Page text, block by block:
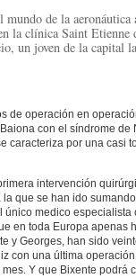
de la aeronáutica
la clínica Saint
un joven de la capital
de operación en
con el síndrome de
caracteriza por una casi
intervención
que se han ido
único medico especialista
en toda Europa apenas
y Georges, han sido
con una última
Y que Bixente podrá